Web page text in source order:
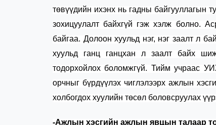
төвүүдийн ихэнх нь гадны байгууллагын
зохицуулалт байхгүй гэж хэлж болно. А
байгаа. Долоон хуульд нэг, нэг заалт л
хуульд ганц ганцхан л заалт байх
тодорхойлох боломжгүй. Тийм учраас
орчныг бүрдүүлэх чиглэлээрх ажлын
холбогдох хуулийн төсөл боловсруулах
-Ажлын хэсгийн ажлын явцын талаар